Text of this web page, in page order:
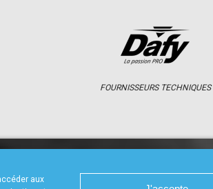
aux
FOURNISSEURS TECHNIQUES
CALENDRIER RÉSULTATS